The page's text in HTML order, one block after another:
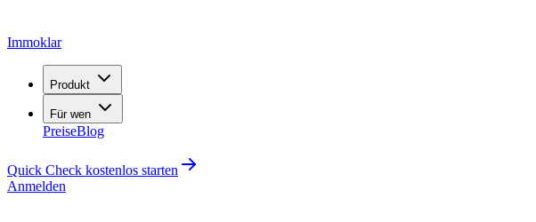
Immoklar
Produkt
Für wen
PreiseBlog
Quick Check kostenlos starten
Anmelden